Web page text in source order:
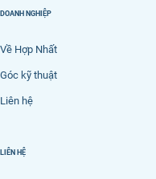
DOANH NGHIỆP
Về Hợp Nhất
Góc kỹ thuật
Liên hệ
LIÊN HỆ